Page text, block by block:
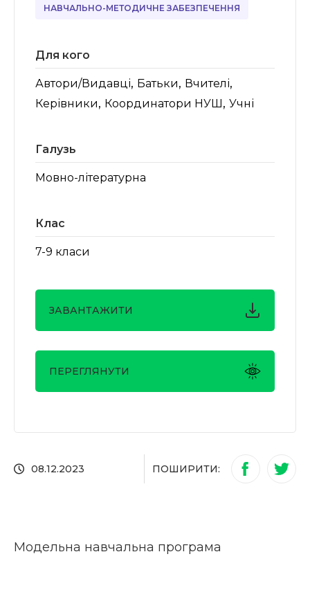
08.12.2023 ПОШИРИТИ:
Модельна навчальна програма
НАВЧАЛЬНО-МЕТОДИЧНЕ ЗАБЕЗПЕЧЕННЯ
Для кого
Автори/Видавці, Батьки, Вчителі,
Керівники, Координатори НУШ, Учні
Галузь
Мовно-літературна
Клас
7-9 класи
ЗАВАНТАЖИТИ
ПЕРЕГЛЯНУТИ